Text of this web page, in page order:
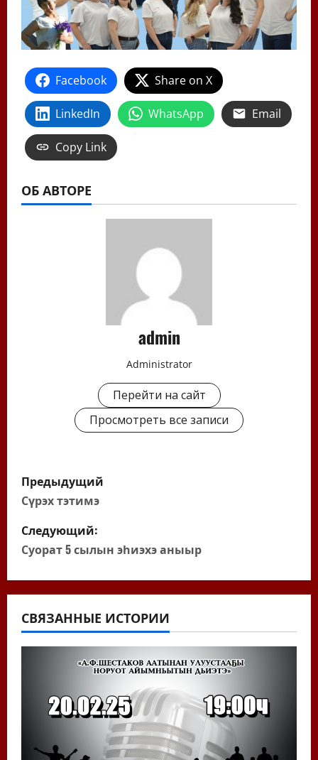
Facebook Share on X
LinkedIn WhatsApp Email
Copy Link
ОБ АВТОРЕ
admin
Administrator
Перейти на сайт
Просмотреть все записи
Н
а
в
и
г
а
ц
п
Предыдущий
Сүрэх тэтимэ
Следующий:
Суорат 5 сылын эһиэхэ аныыр
СВЯЗАННЫЕ ИСТОРИИ